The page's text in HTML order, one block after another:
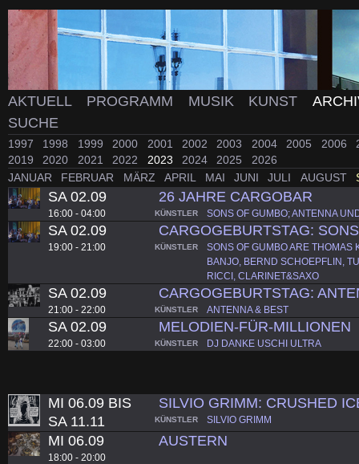
AKTUELL PROGRAMM MUSIK KUNST
SUCHE
1997 1998 1999 2000 2001 2002 2003 2004 2005 2006
2019
2020 2021 2022 2023 2024 2025
2026
JANUAR
FEBRUAR MÄRZ APRIL MAI JUNI JULI AUGUST
SA 02.09
16:00 - 04:00
26 JAHRE CARGOBAR
KÜNSTLER SONS OF GUMBO; ANTENNA
SA 02.09
19:00 - 21:00
CARGOGEBURTSTAG:
KÜNSTLER
SONS OF GUMBO ARE THOMAS
BANJO, BERND SCHOEPFLIN,
RICCI, CLARINET&SAXO
SA 02.09
21:00 - 22:00
CARGOGEBURTSTAG:
KÜNSTLER ANTENNA & BEST
SA 02.09
22:00 - 03:00
MELODIEN-FÜR-MILLIONEN
KÜNSTLER DJ DANKE USCHI ULTRA
MI 06.09 BIS
SA 11.11
SILVIO GRIMM: CRUSHED
KÜNSTLER SILVIO GRIMM
MI 06.09
18:00 - 20:00
AUSTERN